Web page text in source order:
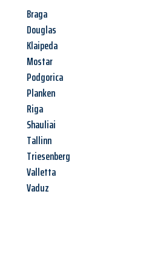
Braga
Douglas
Klaipeda
Mostar
Podgorica
Planken
Riga
Shauliai
Tallinn
Triesenberg
Valletta
Vaduz